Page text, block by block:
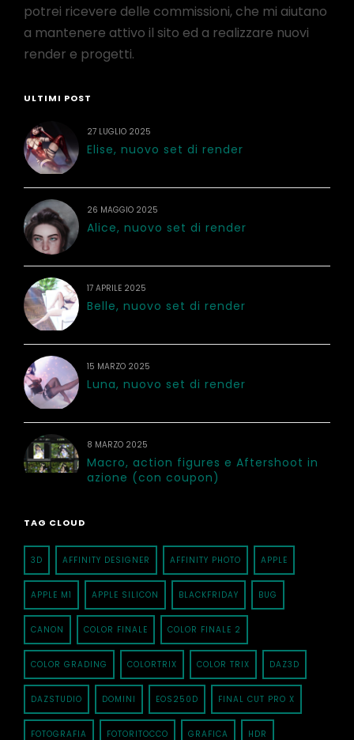
potrei ricevere delle commissioni, che mi aiutano
a mantenere attivo il sito ed a realizzare nuovi
render e progetti.
ULTIMI POST
27 LUGLIO 2025
Elise, nuovo set di render
26 MAGGIO 2025
Alice, nuovo set di render
17 APRILE 2025
Belle, nuovo set di render
15 MARZO 2025
Luna, nuovo set di render
8 MARZO 2025
Macro, action figures e Aftershoot in
azione (con coupon)
TAG CLOUD
3D AFFINITY DESIGNER AFFINITY PHOTO APPLE
APPLE M1 APPLE SILICON BLACKFRIDAY BUG
CANON COLOR FINALE COLOR FINALE 2
COLOR GRADING COLORTRIX COLOR TRIX DAZ3D
DAZSTUDIO DOMINI EOS250D FINAL CUT PRO X
FOTOGRAFIA FOTORITOCCO GRAFICA HDR